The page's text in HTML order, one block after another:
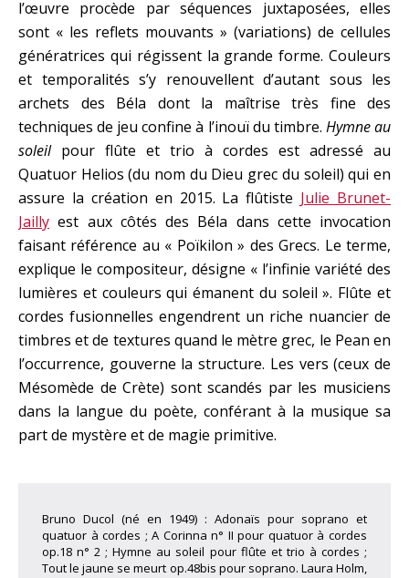
l’œuvre procède par séquences juxtaposées, elles
sont « les reflets mouvants » (variations) de cellules
génératrices qui régissent la grande forme. Couleurs
et temporalités s’y renouvellent d’autant sous les
archets des Béla dont la maîtrise très fine des
techniques de jeu confine à l’inouï du timbre. Hymne au
soleilpour flûte et trio à cordes est adressé au
Quatuor Helios (du nom du Dieu grec du soleil) qui en
assure la création en 2015. La flûtiste Julie Brunet-
Jailly est aux côtés des Béla dans cette invocation
faisant référence au « Poïkilon » des Grecs. Le terme,
explique le compositeur, désigne « l’infinie variété des
lumières et couleurs qui émanent du soleil ». Flûte et
cordes fusionnelles engendrent un riche nuancier de
timbres et de textures quand le mètre grec, le Pean en
l’occurrence, gouverne la structure. Les vers (ceux de
Mésomède de Crète) sont scandés par les musiciens
dans la langue du poète, conférant à la musique sa
part de mystère et de magie primitive.
Bruno Ducol (né en 1949) : Adonaïs pour soprano et
quatuor à cordes ; A Corinna n° II pour quatuor à cordes
op.18 n° 2 ; Hymne au soleil pour flûte et trio à cordes ;
Tout le jaune se meurt op.48bis pour soprano. Laura Holm,